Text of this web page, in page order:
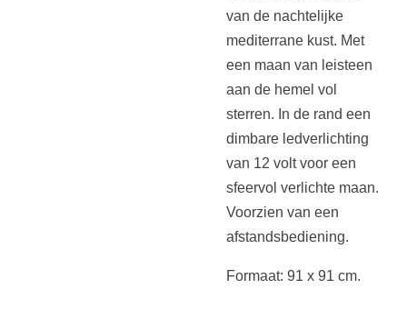
van de nachtelijke
mediterrane kust. Met
een maan van leisteen
aan de hemel vol
sterren. In de rand een
dimbare ledverlichting
van 12 volt voor een
sfeervol verlichte maan.
Voorzien van een
afstandsbediening.
Formaat: 91 x 91 cm.